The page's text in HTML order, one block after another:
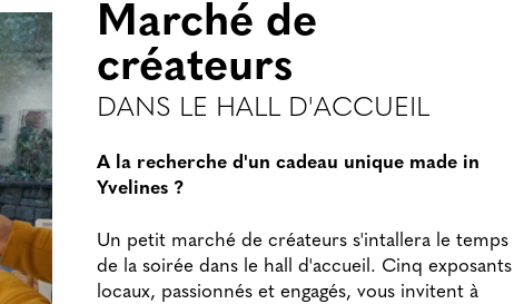
Marché de
créateurs
DANS LE HALL D'ACCUEIL
A la recherche d'un cadeau unique made in
Yvelines ?
Un petit marché de créateurs s'intallera le temps
de la soirée dans le hall d'accueil. Cinq exposants
locaux, passionnés et engagés, vous invitent à